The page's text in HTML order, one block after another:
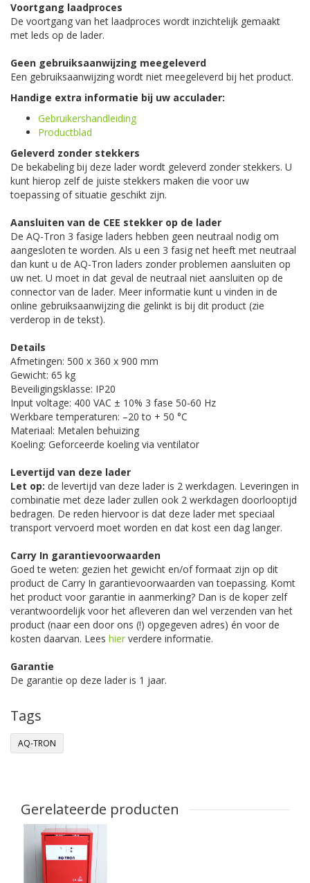
Voortgang laadproces
De voortgang van het laadproces wordt inzichtelijk gemaakt
met leds op de lader.
Geen gebruiksaanwijzing meegeleverd
Een gebruiksaanwijzing wordt niet meegeleverd bij het product.
Handige extra informatie bij uw acculader:
Gebruikershandleiding
Productblad
Geleverd zonder stekkers
De bekabeling bij deze lader wordt geleverd zonder stekkers. U
kunt hierop zelf de juiste stekkers maken die voor uw
toepassing of situatie geschikt zijn.
Aansluiten van de CEE stekker op de lader
De AQ-Tron 3 fasige laders hebben geen neutraal nodig om
aangesloten te worden. Als u een 3 fasig net heeft met neutraal
dan kunt u de AQ-Tron laders zonder problemen aansluiten op
uw net. U moet in dat geval de neutraal niet aansluiten op de
connector van de lader. Meer informatie kunt u vinden in de
online gebruiksaanwijzing die gelinkt is bij dit product (zie
verderop in de tekst).
Details
Afmetingen: 500 x 360 x 900 mm
Gewicht: 65 kg
Beveiligingsklasse: IP20
Input voltage: 400 VAC ± 10% 3 fase 50-60 Hz
Werkbare temperaturen: –20 to + 50 °C
Materiaal: Metalen behuizing
Koeling: Geforceerde koeling via ventilator
Levertijd van deze lader
Let op: de levertijd van deze lader is 2 werkdagen. Leveringen in
combinatie met deze lader zullen ook 2 werkdagen doorlooptijd
bedragen. De reden hiervoor is dat deze lader met speciaal
transport vervoerd moet worden en dat kost een dag langer.
Carry In garantievoorwaarden
Goed te weten: gezien het gewicht en/of formaat zijn op dit
product de Carry In garantievoorwaarden van toepassing. Komt
het product voor garantie in aanmerking? Dan is de koper zelf
verantwoordelijk voor het afleveren dan wel verzenden van het
product (naar een door ons (!) opgegeven adres) én voor de
kosten daarvan. Lees hier verdere informatie.
Garantie
De garantie op deze lader is 1 jaar.
Tags
AQ-TRON
Gerelateerde producten